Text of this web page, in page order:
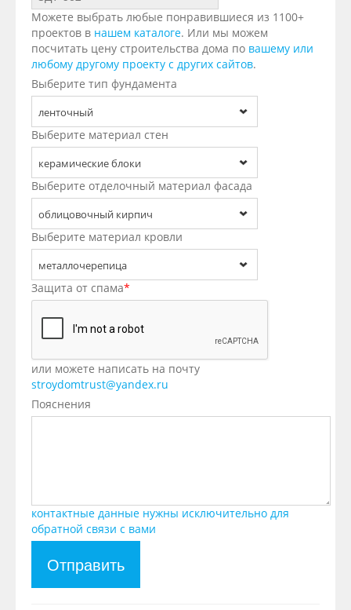
Можете выбрать любые понравившиеся из 1100+
проектов в нашем каталоге. Или мы можем
посчитать цену строительства дома по вашему или
любому другому проекту с других сайтов.
Выберите тип фундамента
ленточный
Выберите материал стен
керамические блоки
Выберите отделочный материал фасада
облицовочный кирпич
Выберите материал кровли
металлочерепица
Защита от спама*
или можете написать на почту
stroydomtrust@yandex.ru
Пояснения
контактные данные нужны исключительно для
обратной связи с вами
Отправить